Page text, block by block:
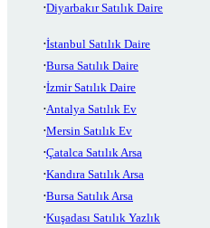
Diyarbakır Satılık Daire
İstanbul Satılık Daire
Bursa Satılık Daire
İzmir Satılık Daire
Antalya Satılık Ev
Mersin Satılık Ev
Çatalca Satılık Arsa
Kandıra Satılık Arsa
Bursa Satılık Arsa
Kuşadası Satılık Yazlık